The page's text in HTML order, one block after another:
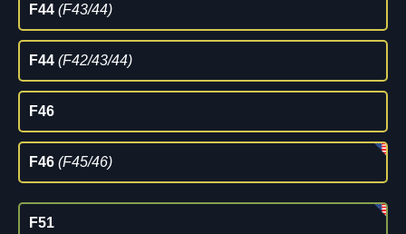
F44 (F43/44)
F44 (F42/43/44)
F46
F46 (F45/46)
F51